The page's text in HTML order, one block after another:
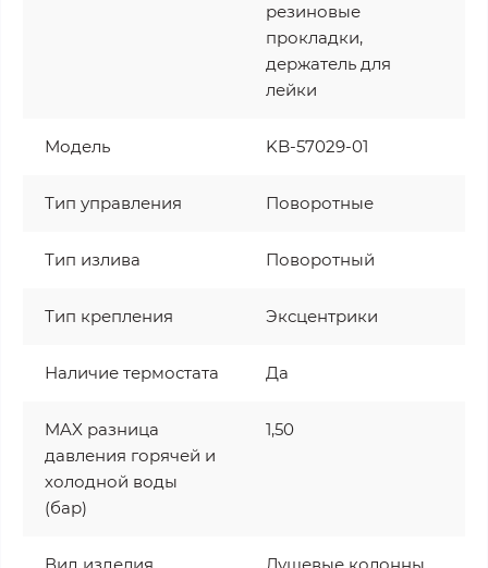
резиновые
прокладки,
держатель для
лейки
Модель KB-57029-01
Тип управления Поворотные
Тип излива Поворотный
Тип крепления Эксцентрики
Наличие термостата Да
MAX разница
давления горячей и
холодной воды
(бар)
1,50